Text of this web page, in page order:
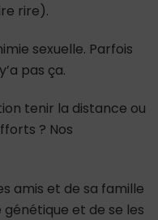
rire).
sexuelle. Parfois
pas ça.
tenir la distance ou
? Nos
amis et de sa famille
génétique et de se les